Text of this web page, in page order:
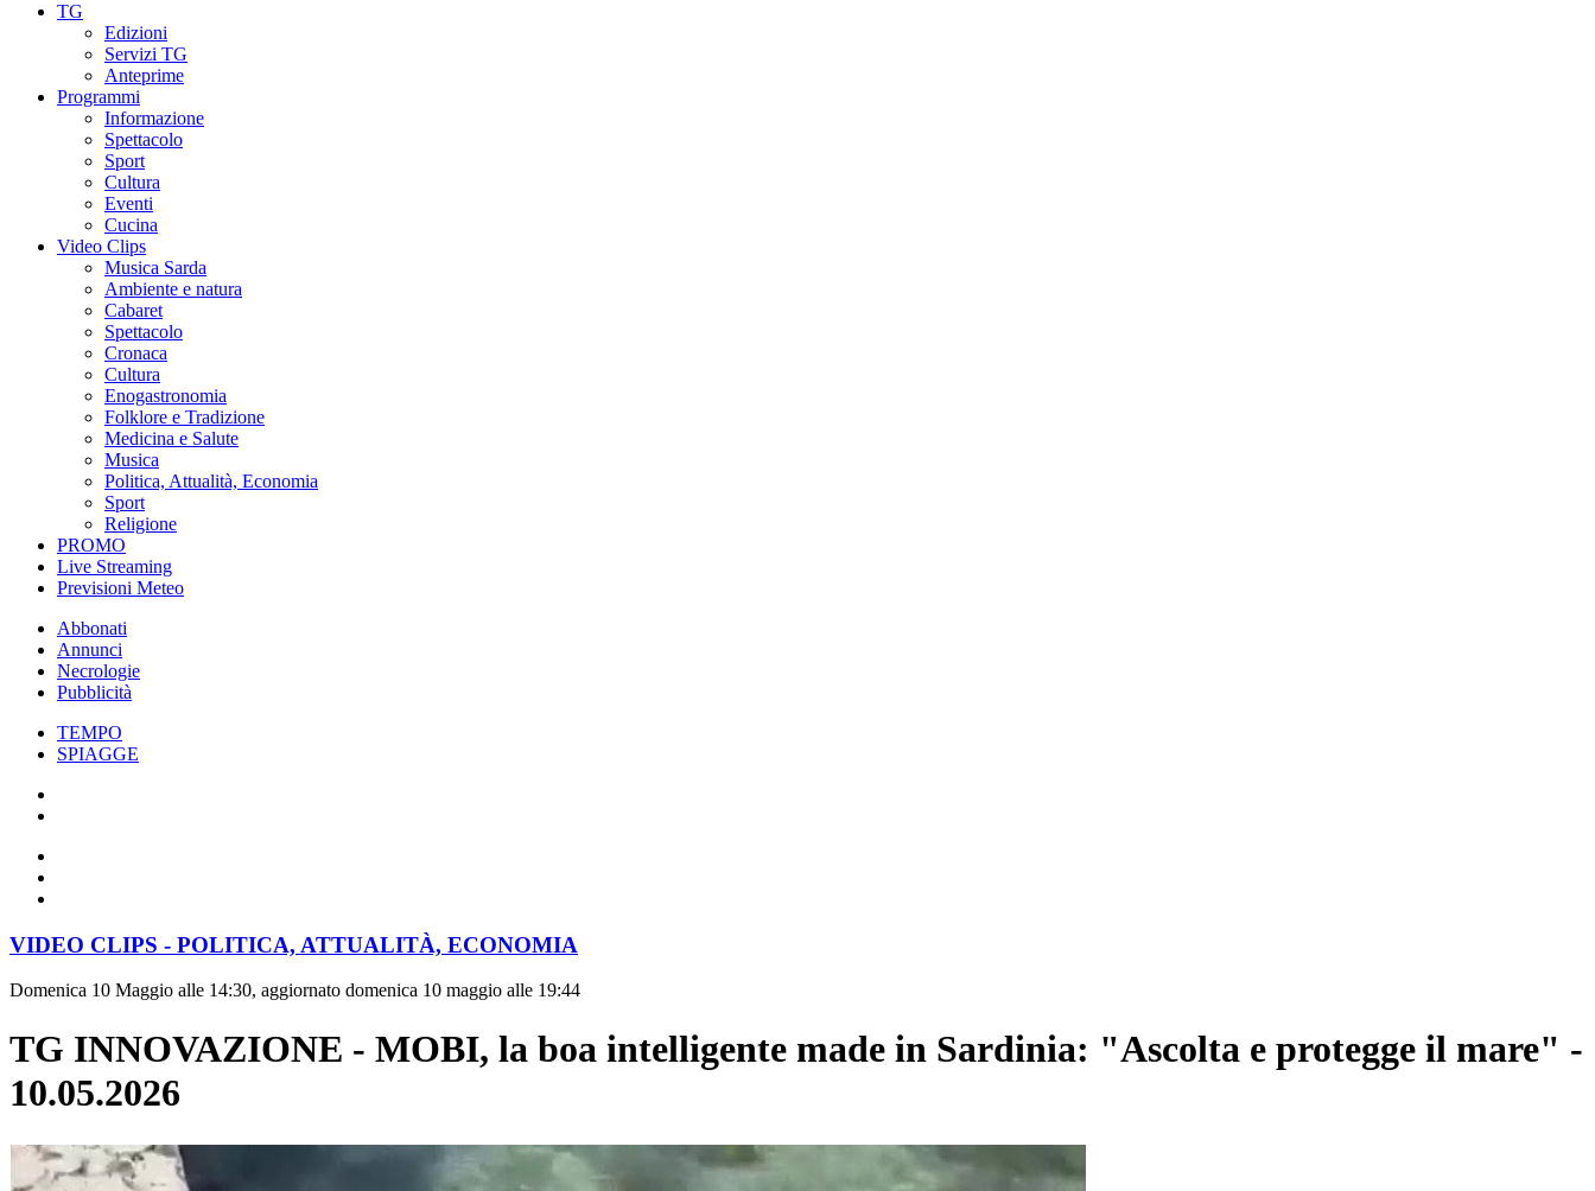
TG
Edizioni
Servizi TG
Anteprime
Programmi
Informazione
Spettacolo
Sport
Cultura
Eventi
Cucina
Video Clips
Musica Sarda
Ambiente e natura
Cabaret
Spettacolo
Cronaca
Cultura
Enogastronomia
Folklore e Tradizione
Medicina e Salute
Musica
Politica, Attualità, Economia
Sport
Religione
PROMO
Live Streaming
Previsioni Meteo
Abbonati
Annunci
Necrologie
Pubblicità
TEMPO
SPIAGGE
VIDEO CLIPS - POLITICA, ATTUALITÀ, ECONOMIA
Domenica 10 Maggio alle 14:30, aggiornato domenica 10 maggio alle 19:44
TG INNOVAZIONE - MOBI, la boa intelligente made in Sardinia: "Ascolta e protegge il mare" -
10.05.2026